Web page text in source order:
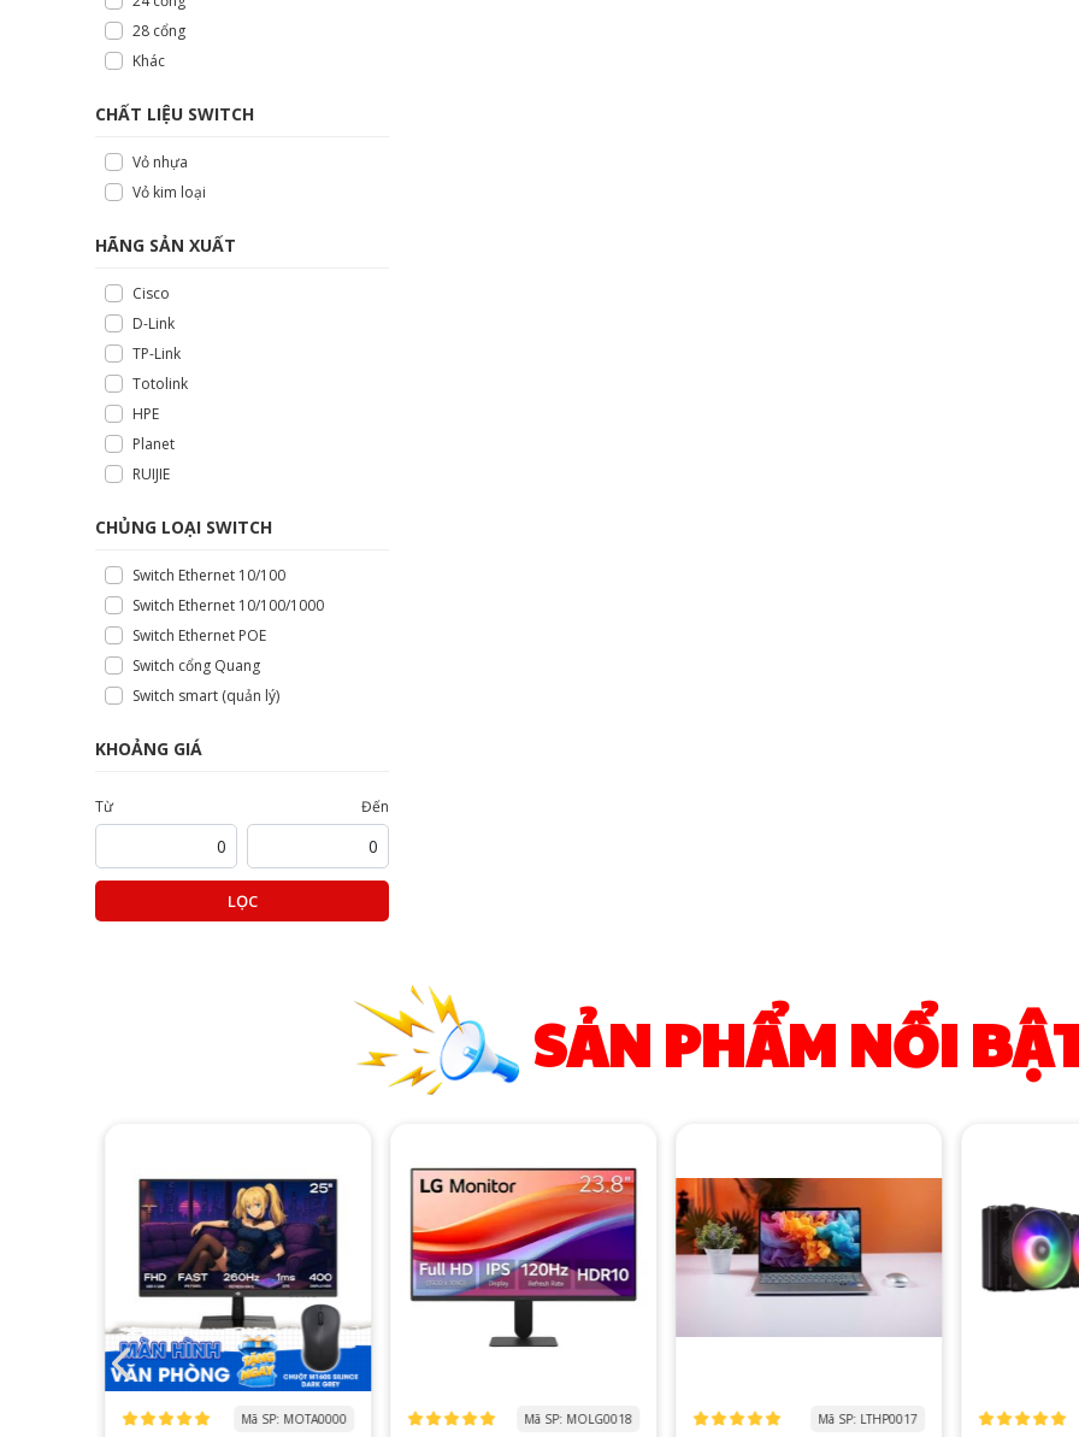
28 cổng
Khác
CHẤT LIỆU SWITCH
Vỏ nhựa
Vỏ kim loại
HÃNG SẢN XUẤT
Cisco
D-Link
TP-Link
Totolink
HPE
Planet
RUIJIE
CHỦNG LOẠI SWITCH
Switch Ethernet 10/100
Switch Ethernet 10/100/1000
Switch Ethernet POE
Switch cổng Quang
Switch smart (quản lý)
KHOẢNG GIÁ
Từ Đến
LỌC
SẢN PHẨM NỔI
Mã SP: MOTA0000 Mã SP: MOLG0018 Mã SP: LTHP0017